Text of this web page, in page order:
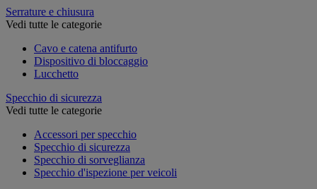
Serrature e chiusura
Vedi tutte le categorie
Cavo e catena antifurto
Dispositivo di bloccaggio
Lucchetto
Specchio di sicurezza
Vedi tutte le categorie
Accessori per specchio
Specchio di sicurezza
Specchio di sorveglianza
Specchio d'ispezione per veicoli